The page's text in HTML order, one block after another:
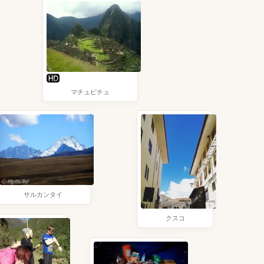
マチュピチュ
サルカンタイ
クスコ